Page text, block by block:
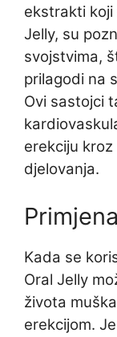
ekstrakti koji
Jelly, su
svojstvima,
prilagodi na
Ovi sastojci
erekciju
djelovanja.
Kada se
Oral Jelly
života
erekcijom.